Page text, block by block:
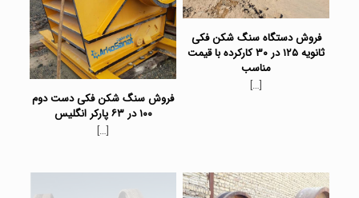
فروش دستگاه سنگ شکن فکی
ثانویه ۱۲۵ در ۳۰ کارکرده با قیمت
مناسب
[…]
فروش سنگ شکن فکی دست دوم
۱۰۰ در ۶۳ پارکر انگلیس
[…]